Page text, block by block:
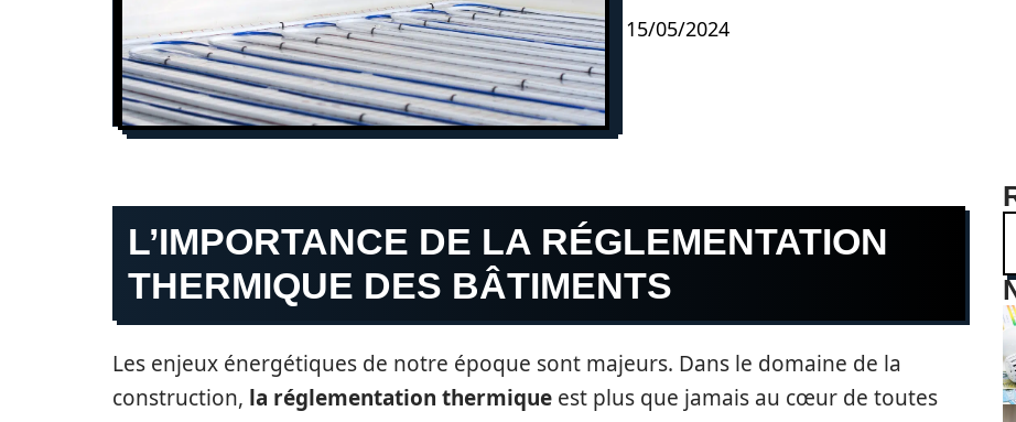
15/05/2024
L’IMPORTANCE DE LA RÉGLEMENTATION
THERMIQUE DES BÂTIMENTS
Les enjeux énergétiques de notre époque sont majeurs. Dans le domaine de la
construction, la réglementation thermique est plus que jamais au cœur de toutes